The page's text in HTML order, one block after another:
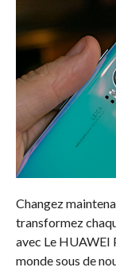
Changez
transformez
avec Le HUAWEI
monde sous de